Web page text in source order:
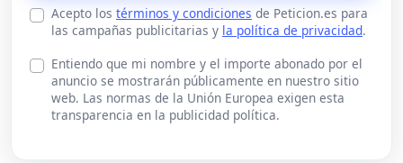
Acepto los términos y condiciones de Peticion.es para
las campañas publicitarias y la política de privacidad.
Entiendo que mi nombre y el importe abonado por el
anuncio se mostrarán públicamente en nuestro sitio
web. Las normas de la Unión Europea exigen esta
transparencia en la publicidad política.